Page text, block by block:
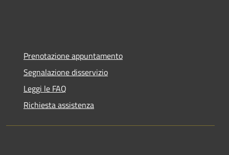
Prenotazione appuntamento
Segnalazione disservizio
Leggi le FAQ
Richiesta assistenza